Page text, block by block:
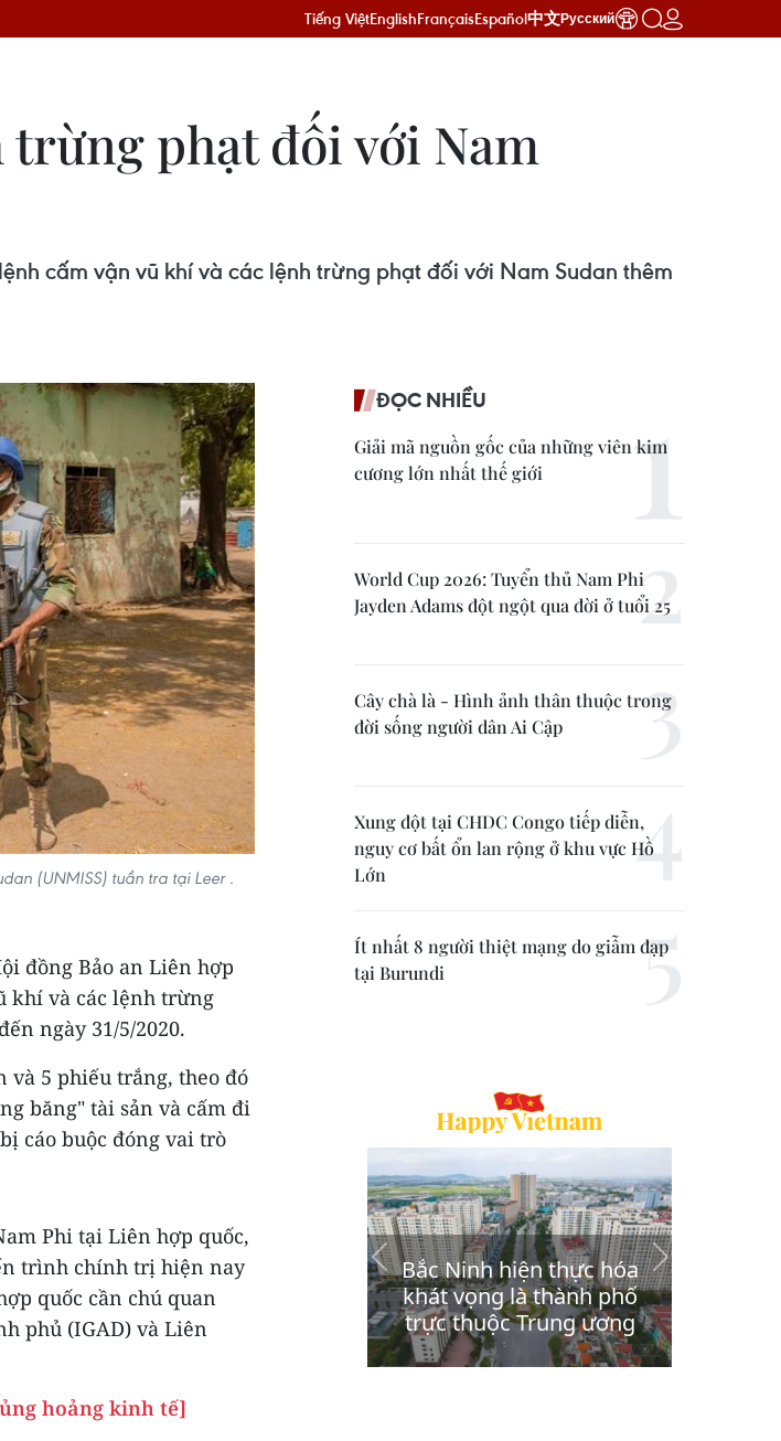
Tiếng ViệtEnglishFrançaisEspañol中文Русский
phạt đối với Nam
cấm vận vũ khí và các lệnh trừng phạt đối với Nam Sudan thêm
(UNMISS) tuần tra tại Leer .
đồng Bảo an Liên hợp
khí và các lệnh trừng
ngày 31/5/2020.
và 5 phiếu trắng, theo đó
băng" tài sản và cấm đi
cáo buộc đóng vai trò
Phi tại Liên hợp quốc,
trình chính trị hiện nay
quốc cần chú quan
phủ (IGAD) và Liên
hoảng kinh tế]
ĐỌC NHIỀU
Giải mã nguồn gốc của những viên kim
cương lớn nhất thế giới
World Cup 2026: Tuyển thủ Nam Phi
Jayden Adams đột ngột qua đời ở tuổi 25
Cây chà là - Hình ảnh thân thuộc trong
đời sống người dân Ai Cập
Xung đột tại CHDC Congo tiếp diễn,
nguy cơ bất ổn lan rộng ở khu vực Hồ
Lớn
Ít nhất 8 người thiệt mạng do giẫm đạp
tại Burundi